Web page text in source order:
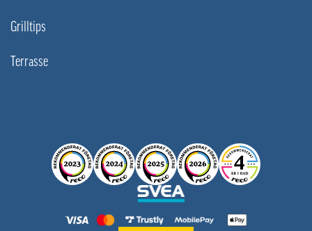
Grilltips
Terrasse